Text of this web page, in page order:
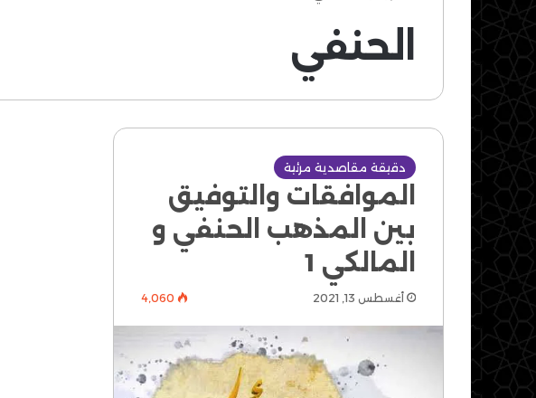
الحنفي
دقيقة مقاصدية مرئية
الموافقات والتوفيق
بين المذهب الحنفي و
المالكي 1
أغسطس 13, 2021 4٬060